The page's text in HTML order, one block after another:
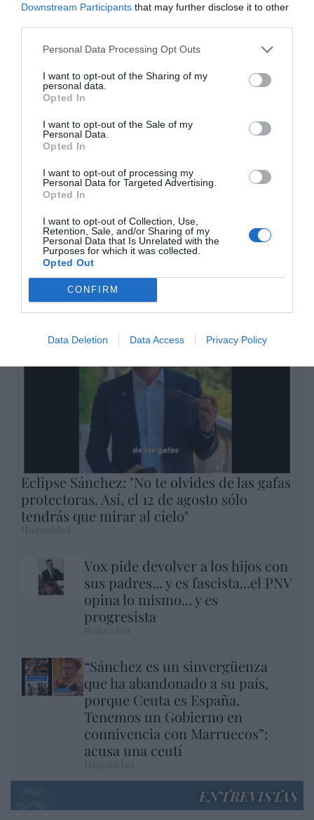
Downstream Participants that may further disclose it to other
Personal Data Processing Opt Outs
I want to opt-out of the Sharing of my
personal data.
Opted In
I want to opt-out of the Sale of my
Personal Data.
Opted In
I want to opt-out of processing my
Personal Data for Targeted Advertising.
Opted In
I want to opt-out of Collection, Use,
Retention, Sale, and/or Sharing of my
Personal Data that Is Unrelated with the
Purposes for which it was collected.
Opted Out
CONFIRM
Data Deletion Data Access Privacy Policy
son las patentes
Eulogio López
Isabel Pantoja pierde dos pleitos
con Hacienda por 700.000
euros... suma y sigue
Eulogio López
El IBEX 35 cerró la sesión del
miércoles en los 20.057 puntos,
un nuevo récord
Eulogio López
Argumentos
Eclipse Sánchez: "No te olvides de las gafas
protectoras. Así, el 12 de agosto sólo
tendrás que mirar al cielo"
Vox pide devolver a los hijos con
sus padres... y es fascista...el PNV
opina lo mismo... y es
progresista
“Sánchez es un sinvergüenza
que ha abandonado a su país,
porque Ceuta es España.
Tenemos un Gobierno en
connivencia con Marruecos”:
acusa una ceutí
ENTREVISTAS